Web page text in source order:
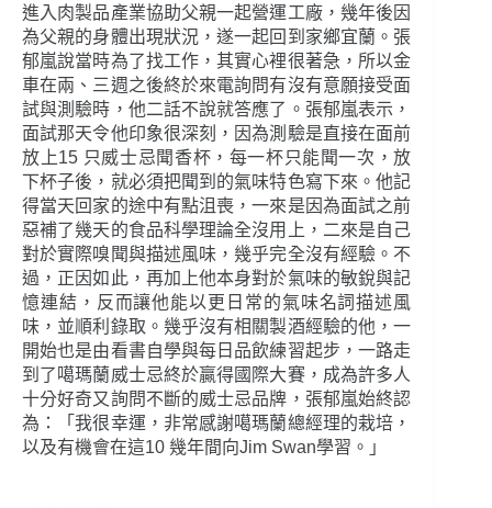
進入肉製品產業協助父親一起營運工廠，幾年後因
為父親的身體出現狀況，遂一起回到家鄉宜蘭。張
郁嵐說當時為了找工作，其實心裡很著急，所以金
車在兩、三週之後終於來電詢問有沒有意願接受面
試與測驗時，他二話不說就答應了。張郁嵐表示，
面試那天令他印象很深刻，因為測驗是直接在面前
放上15 只威士忌聞香杯，每一杯只能聞一次，放
下杯子後，就必須把聞到的氣味特色寫下來。他記
得當天回家的途中有點沮喪，一來是因為面試之前
惡補了幾天的食品科學理論全沒用上，二來是自己
對於實際嗅聞與描述風味，幾乎完全沒有經驗。不
過，正因如此，再加上他本身對於氣味的敏銳與記
憶連結，反而讓他能以更日常的氣味名詞描述風
味，並順利錄取。幾乎沒有相關製酒經驗的他，一
開始也是由看書自學與每日品飲練習起步，一路走
到了噶瑪蘭威士忌終於贏得國際大賽，成為許多人
十分好奇又詢問不斷的威士忌品牌，張郁嵐始終認
為：「我很幸運，非常感謝噶瑪蘭總經理的栽培，
以及有機會在這10 幾年間向Jim Swan學習。」